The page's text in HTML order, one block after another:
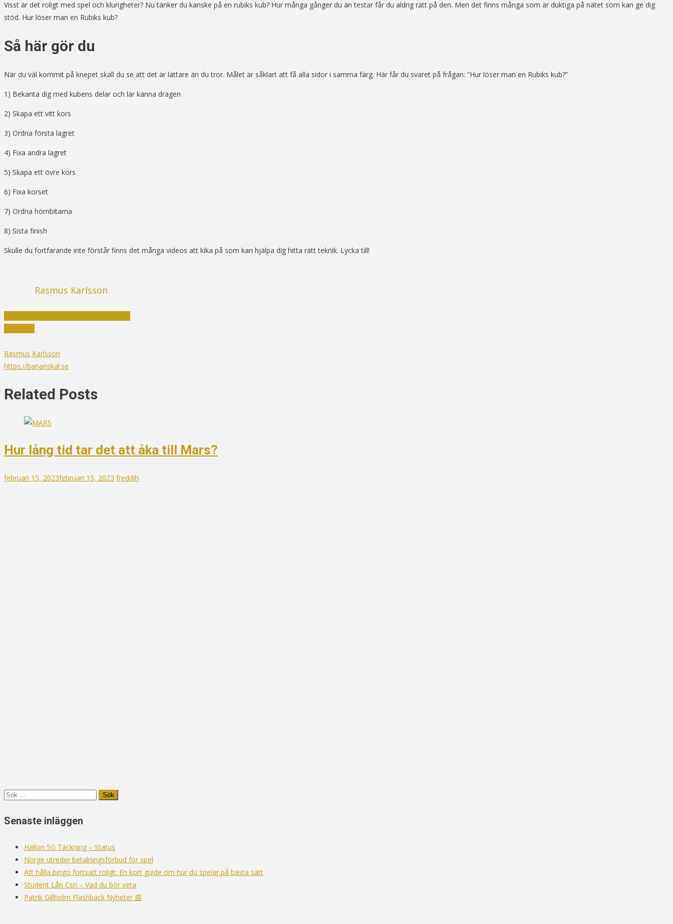
Visst är det roligt med spel och klurigheter? Nu tänker du kanske på en rubiks kub? Hur många gånger du än testar får du aldrig rätt på den. Men det finns många som är duktiga på nätet som kan ge dig
stöd. Hur löser man en Rubiks kub?
Så här gör du
När du väl kommit på knepet skall du se att det är lättare än du tror. Målet är såklart att få alla sidor i samma färg. Här får du svaret på frågan: ”Hur löser man en Rubiks kub?”
1) Bekanta dig med kubens delar och lär känna dragen
2) Skapa ett vitt kors
3) Ordna första lagret
4) Fixa andra lagret
5) Skapa ett övre kors
6) Fixa korset
7) Ordna hörnbitarna
8) Sista finish
Skulle du fortfarande inte förstår finns det många videos att kika på som kan hjälpa dig hitta rätt teknik. Lycka till!
Rasmus Karlsson
Inläggsnavigering
Rasmus Karlsson
https://bananskal.se
Related Posts
Hur lång tid tar det att åka till Mars?
februari 15, 2023februari 15, 2023 freddih
Sök
Senaste inläggen
Hallon 5G Täckning – Status
Norge utreder betalningsförbud för spel
Att hålla bingo fortsatt roligt: En kort guide om hur du spelar på bästa sätt
Student Lån Csn – Vad du bör veta
Patrik Gillholm Flashback Nyheter 📰